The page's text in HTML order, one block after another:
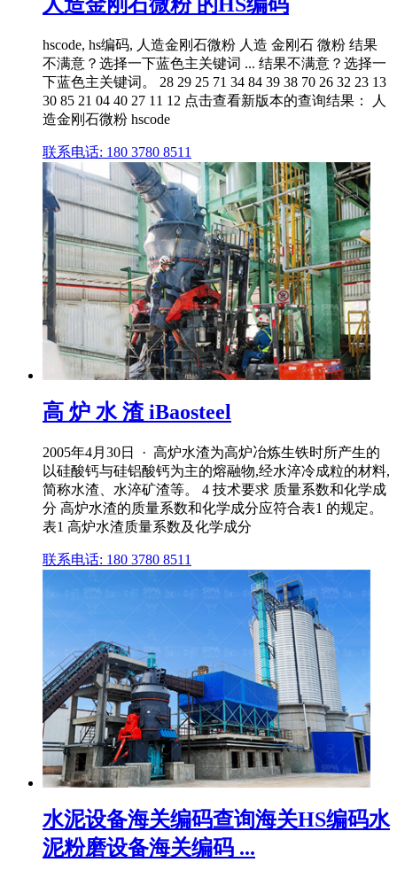
人造金刚石微粉 的HS编码
hscode, hs编码, 人造金刚石微粉 人造 金刚石 微粉 结果
不满意？选择一下蓝色主关键词 ... 结果不满意？选择一
下蓝色主关键词。 28 29 25 71 34 84 39 38 70 26 32 23 13
30 85 21 04 40 27 11 12 点击查看新版本的查询结果： 人
造金刚石微粉 hscode
联系电话: 180 3780 8511
高 炉 水 渣 iBaosteel
2005年4月30日 · 高炉水渣为高炉冶炼生铁时所产生的
以硅酸钙与硅铝酸钙为主的熔融物,经水淬冷成粒的材料,
简称水渣、水淬矿渣等。 4 技术要求 质量系数和化学成
分 高炉水渣的质量系数和化学成分应符合表1 的规定。
表1 高炉水渣质量系数及化学成分
联系电话: 180 3780 8511
水泥设备海关编码查询海关HS编码水
泥粉磨设备海关编码 ...